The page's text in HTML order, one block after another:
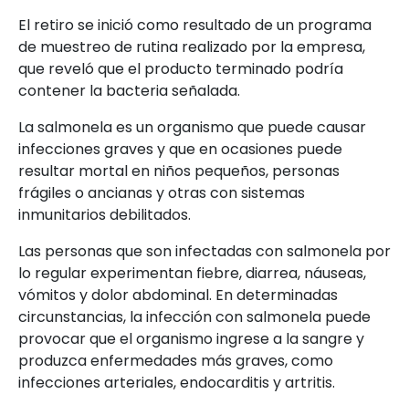
El retiro se inició como resultado de un programa
de muestreo de rutina realizado por la empresa,
que reveló que el producto terminado podría
contener la bacteria señalada.
La salmonela es un organismo que puede causar
infecciones graves y que en ocasiones puede
resultar mortal en niños pequeños, personas
frágiles o ancianas y otras con sistemas
inmunitarios debilitados.
Las personas que son infectadas con salmonela por
lo regular experimentan fiebre, diarrea, náuseas,
vómitos y dolor abdominal. En determinadas
circunstancias, la infección con salmonela puede
provocar que el organismo ingrese a la sangre y
produzca enfermedades más graves, como
infecciones arteriales, endocarditis y artritis.